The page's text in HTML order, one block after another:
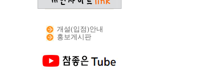
개설(입점)안내
홍보게시판